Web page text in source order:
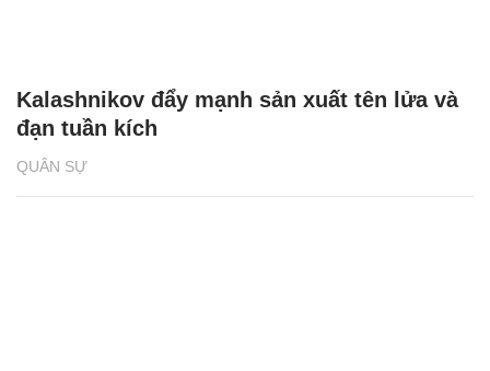
QUÂN SỰ
Kalashnikov đẩy mạnh sản xuất tên lửa và
đạn tuần kích